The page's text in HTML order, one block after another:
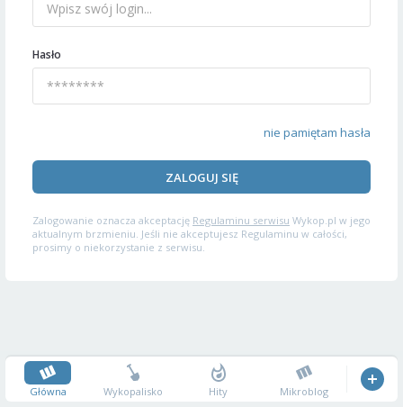
Hasło
nie pamiętam hasła
ZALOGUJ SIĘ
Zalogowanie oznacza akceptację Regulaminu serwisu Wykop.pl w jego
aktualnym brzmieniu. Jeśli nie akceptujesz Regulaminu w całości,
prosimy o niekorzystanie z serwisu.
Główna Wykopalisko Hity Mikroblog